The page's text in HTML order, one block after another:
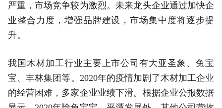
严重，市场竞争较为激烈。未来龙头企业通过加快企
业整合力度，增强品牌建设，市场集中度将逐步提
升。
我国木材加工行业主要上市公司有大亚圣象、兔宝
宝、丰林集团等。2020年的疫情加剧了木材加工企业
的经营困难，多家企业业绩下滑。根据企业公报数据